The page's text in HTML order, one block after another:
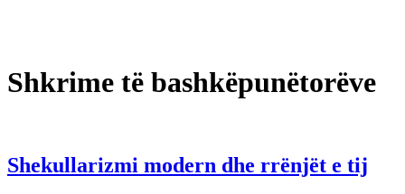
Shkrime të bashkëpunëtorëve
Shekullarizmi modern dhe rrënjët e tij